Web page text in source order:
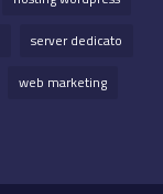
server dedicato
web marketing